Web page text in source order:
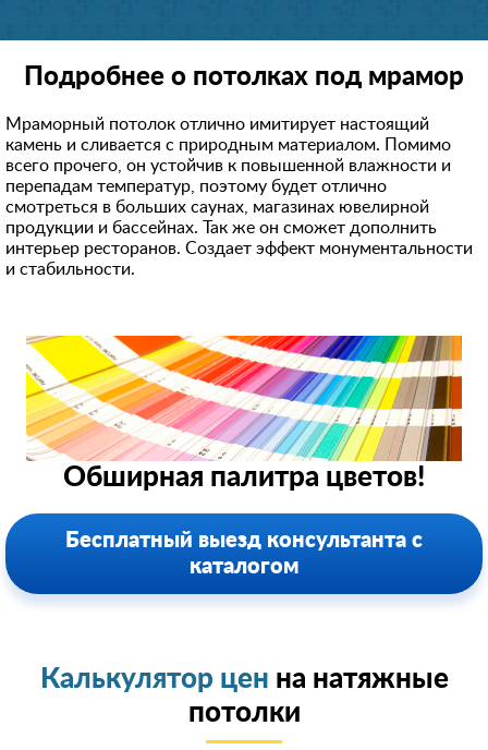
Подробнее о потолках под мрамор
Мраморный потолок отлично имитирует настоящий
камень и сливается с природным материалом. Помимо
всего прочего, он устойчив к повышенной влажности и
перепадам температур, поэтому будет отлично
смотреться в больших саунах, магазинах ювелирной
продукции и бассейнах. Так же он сможет дополнить
интерьер ресторанов. Создает эффект монументальности
и стабильности.
Обширная палитра цветов!
Бесплатный выезд консультанта с
каталогом
Калькулятор цен на натяжные
потолки